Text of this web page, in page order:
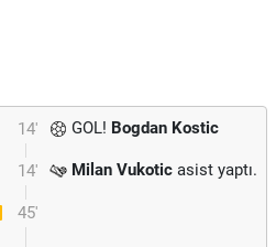
14' GOL! Bogdan Kostic
14' Milan Vukotic asist yaptı.
45'